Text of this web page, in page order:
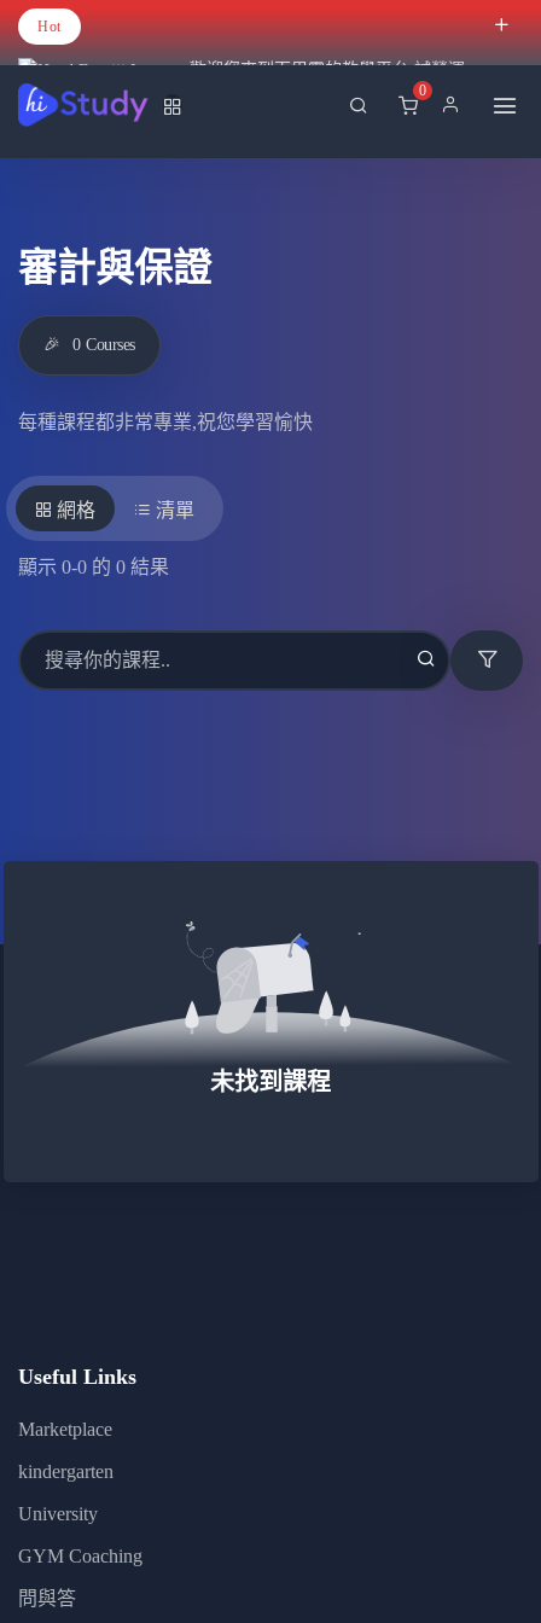
Hot
歡迎您來到百里霧的教學平台 試營運
0
審計與保證
🎉 0 Courses
每種課程都非常專業,祝您學習愉快
網格 清單
顯示 0-0 的 0 結果
未找到課程
Useful Links
Marketplace
kindergarten
University
GYM Coaching
問與答